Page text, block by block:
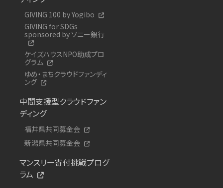
GIVING 100 by Yogibo
GIVING for SDGs
sponsored by ソニー銀行
ケイズハウスNPO助成プロ
グラム
ゆめ・まちクラウドファンディ
ング
中間支援型クラウドファン
ディング
福井県共同募金会
新潟県共同募金会
マンスリー寄付挑戦プログ
ラム